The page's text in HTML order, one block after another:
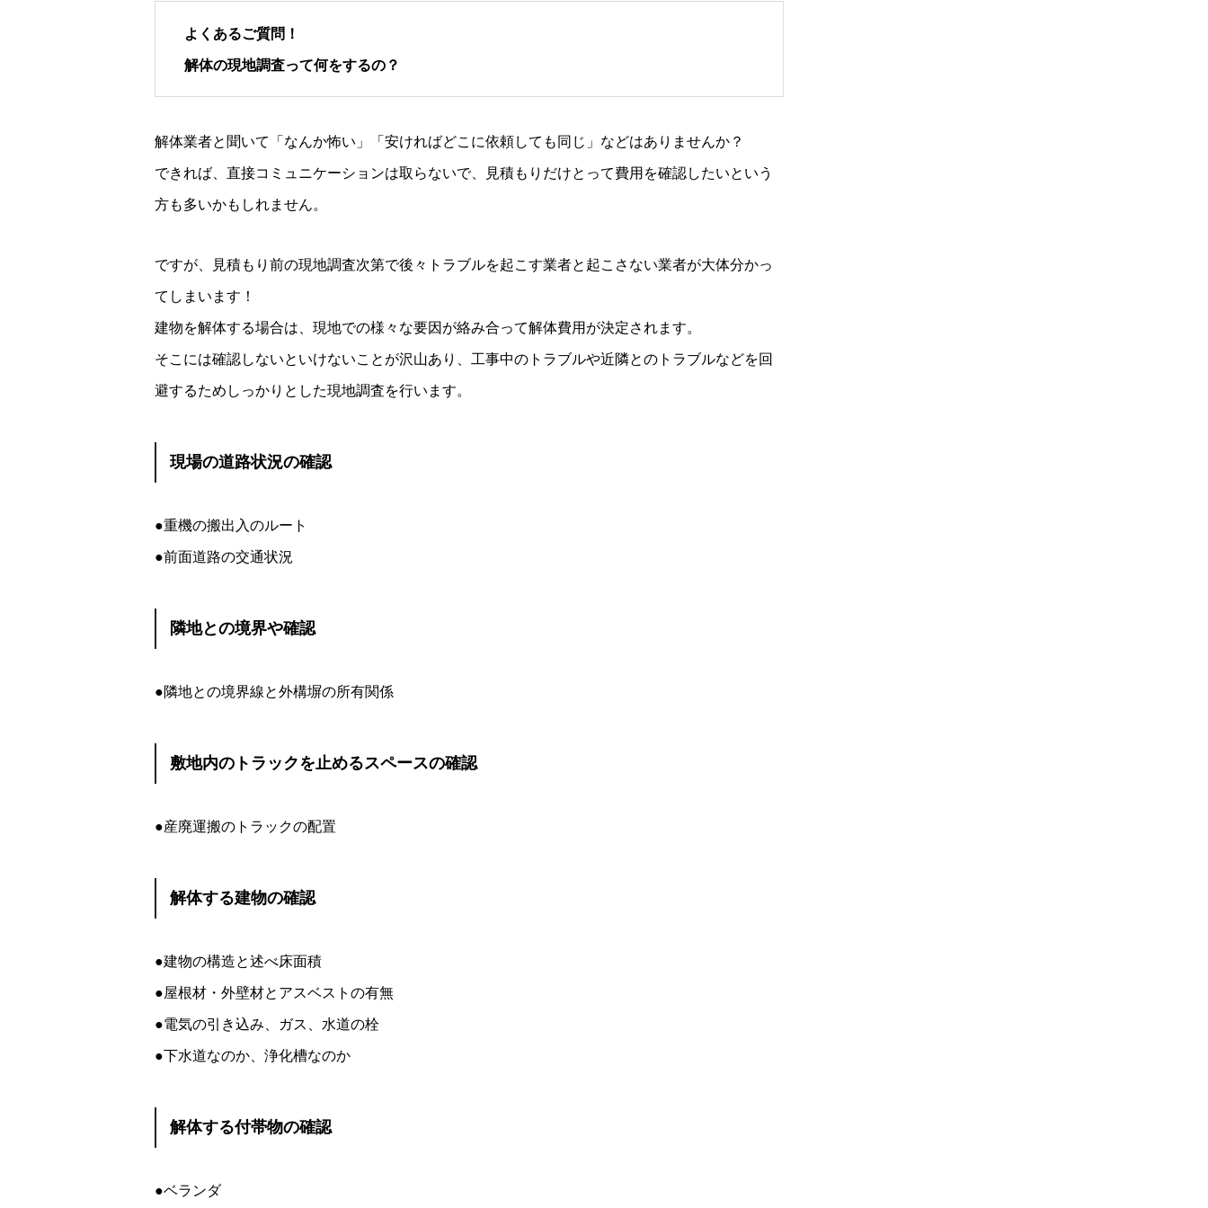
よくあるご質問！
解体の現地調査って何をするの？
解体業者と聞いて「なんか怖い」「安ければどこに依頼しても同じ」などはありませんか？
できれば、直接コミュニケーションは取らないで、見積もりだけとって費用を確認したいという
方も多いかもしれません。
ですが、見積もり前の現地調査次第で後々トラブルを起こす業者と起こさない業者が大体分かっ
てしまいます！
建物を解体する場合は、現地での様々な要因が絡み合って解体費用が決定されます。
そこには確認しないといけないことが沢山あり、工事中のトラブルや近隣とのトラブルなどを回
避するためしっかりとした現地調査を行います。
現場の道路状況の確認
●重機の搬出入のルート
●前面道路の交通状況
隣地との境界や確認
●隣地との境界線と外構塀の所有関係
敷地内のトラックを止めるスペースの確認
●産廃運搬のトラックの配置
解体する建物の確認
●建物の構造と述べ床面積
●屋根材・外壁材とアスベストの有無
●電気の引き込み、ガス、水道の栓
●下水道なのか、浄化槽なのか
解体する付帯物の確認
●ベランダ